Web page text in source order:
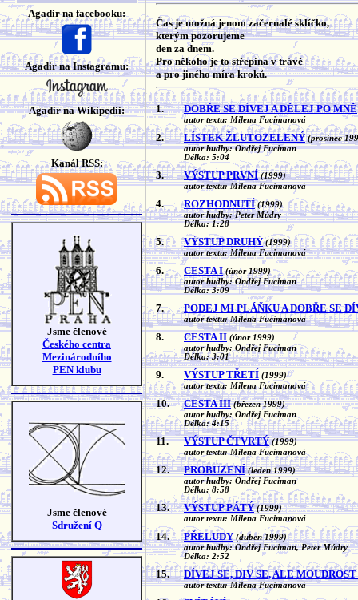
Agadir na facebooku:
Agadir na Instagramu:
Agadir na Wikipedii:
Kanál RSS:
Jsme členové
Českého centra
Mezinárodního
PEN klubu
Jsme členové
Sdružení Q
Čas je možná jenom začernalé sklíčko,
kterým pozorujeme
den za dnem.
Pro někoho je to střepina v trávě
a pro jiného míra kroků.
1. DOBŘE SE DÍVEJ A DĚLEJ PO MNĚ
autor textu: Milena Fucimanová
2. LÍSTEK ŽLUTOZELENÝ (prosinec
autor hudby: Ondřej Fuciman
Délka: 5:04
3. VÝSTUP PRVNÍ (1999)
autor textu: Milena Fucimanová
4. ROZHODNUTÍ (1999)
autor hudby: Peter Múdry
Délka: 1:28
5. VÝSTUP DRUHÝ (1999)
autor textu: Milena Fucimanová
6. CESTA I (únor 1999)
autor hudby: Ondřej Fuciman
Délka: 3:09
7. PODEJ MI PLÁŇKU A DOBŘE SE
autor textu: Milena Fucimanová
8. CESTA II (únor 1999)
autor hudby: Ondřej Fuciman
Délka: 3:01
9. VÝSTUP TŘETÍ (1999)
autor textu: Milena Fucimanová
10. CESTA III (březen 1999)
autor hudby: Ondřej Fuciman
Délka: 4:15
11. VÝSTUP ČTVRTÝ (1999)
autor textu: Milena Fucimanová
12. PROBUZENÍ (leden 1999)
autor hudby: Ondřej Fuciman
Délka: 8:58
13. VÝSTUP PÁTÝ (1999)
autor textu: Milena Fucimanová
14. PŘELUDY (duben 1999)
autor hudby: Ondřej Fuciman, Peter Múdry
Délka: 2:52
15. DÍVEJ SE, DIV SE, ALE
autor textu: Milena Fucimanová